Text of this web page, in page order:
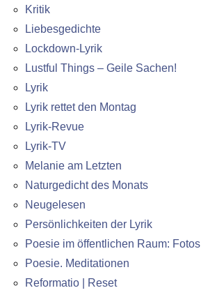
Kritik
Liebesgedichte
Lockdown-Lyrik
Lustful Things – Geile Sachen!
Lyrik
Lyrik rettet den Montag
Lyrik-Revue
Lyrik-TV
Melanie am Letzten
Naturgedicht des Monats
Neugelesen
Persönlichkeiten der Lyrik
Poesie im öffentlichen Raum: Fotos
Poesie. Meditationen
Reformatio | Reset